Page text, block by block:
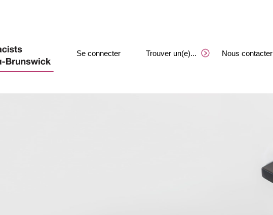
Se connecter Trouver un(e)... Nous contacter